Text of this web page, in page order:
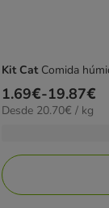
Kit Cat Comida
Preço
de
19.87€
1.69€-19.87€
20.70€
Desde 20.70€ / kg